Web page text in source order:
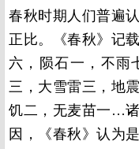
春秋时期人们普遍
正比。《春秋》记
六，陨石一，不雨
三，大雪雷三，地
饥二，无麦苗一…
因，《春秋》认为